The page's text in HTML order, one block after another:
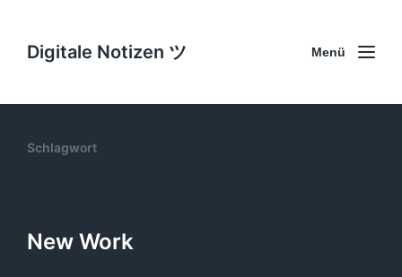
Digitale Notizen ツ Menü
Schlagwort
New Work